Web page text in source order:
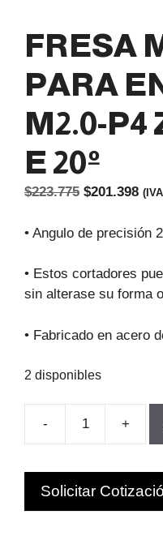
FRESA
PARA
M2.0-P4
E 20º
$223.775 El
original
$223.775.
$201.398El
• Angulo de precisión
• Estos cortadores
sin alterase su forma
• Fabricado en acero
2 disponibles
- +
Solicitar